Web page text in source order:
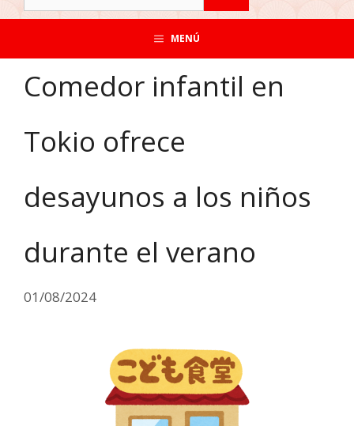
MENÚ
Comedor infantil en
Tokio ofrece
desayunos a los niños
durante el verano
01/08/2024